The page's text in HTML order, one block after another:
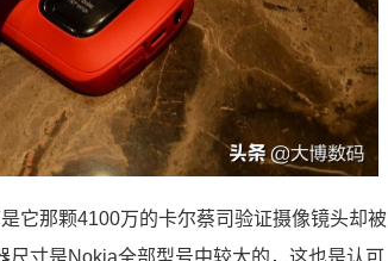
它那颗4100万的卡尔蔡司验证摄像镜头却被